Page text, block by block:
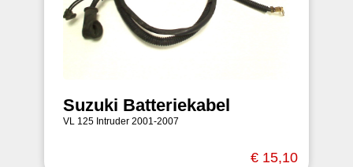
Suzuki Batteriekabel
VL 125 Intruder 2001-2007
€ 15,10